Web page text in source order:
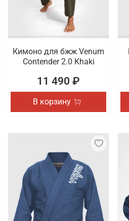
Кимоно для бжж Venum
Contender 2.0 Khaki
11 490 ₽
В корзину